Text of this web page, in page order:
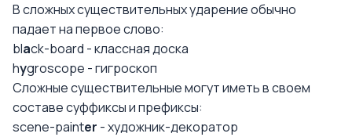
В сложных существительных ударение обычно
падает на первое слово:
black-board - классная доска
hygroscope - гигроскоп
Сложные существительные могут иметь в своем
составе суффиксы и префиксы:
scene-painter - художник-декоратор